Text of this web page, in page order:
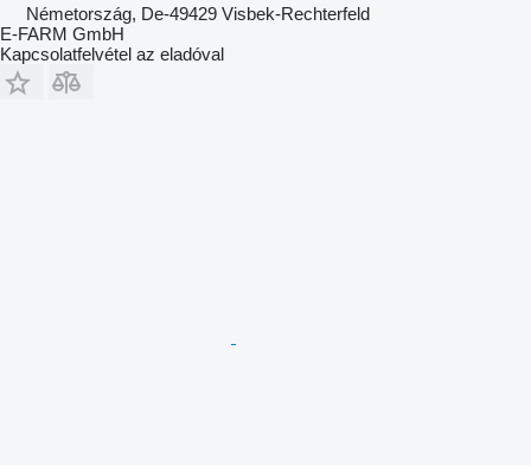
Németország, De-49429 Visbek-Rechterfeld
E-FARM GmbH
Kapcsolatfelvétel az eladóval